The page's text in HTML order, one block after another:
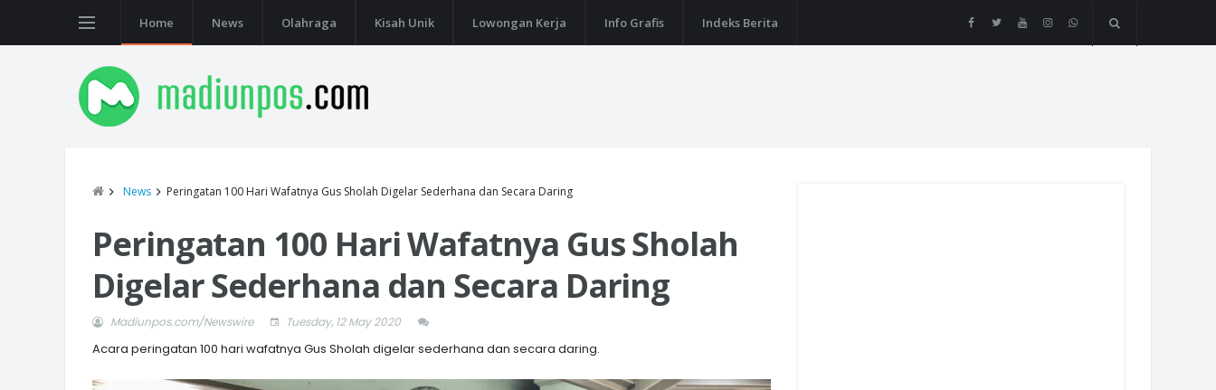
Home News Olahraga Kisah Unik Lowongan Kerja Info Grafis Indeks Berita
News Peringatan 100 Hari Wafatnya Gus Sholah Digelar Sederhana dan Secara Daring
Peringatan 100 Hari Wafatnya Gus Sholah
Digelar Sederhana dan Secara Daring
Madiunpos.com/Newswire Tuesday, 12 May 2020
Acara peringatan 100 hari wafatnya Gus Sholah digelar sederhana dan secara daring.